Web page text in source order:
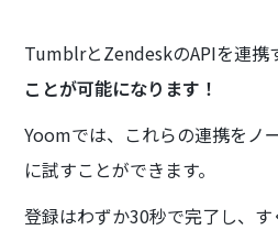
TumblrとZendeskのAPIを連携
ことが可能になります！
Yoomでは、これらの連携をノ
に試すことができます。
登録はわずか30秒で完了し、